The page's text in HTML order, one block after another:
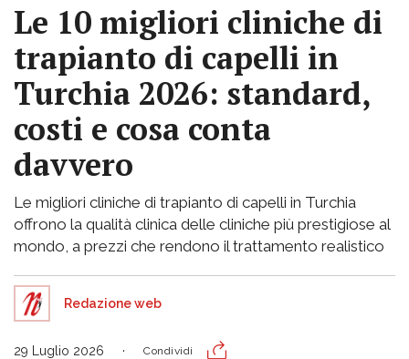
Le 10 migliori cliniche di
trapianto di capelli in
Turchia 2026: standard,
costi e cosa conta
davvero
Le migliori cliniche di trapianto di capelli in Turchia
offrono la qualità clinica delle cliniche più prestigiose al
mondo, a prezzi che rendono il trattamento realistico
Redazione web
29 Luglio 2026 Condividi